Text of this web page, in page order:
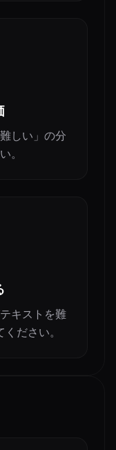
しい」の分
。
キストを難
ださい。